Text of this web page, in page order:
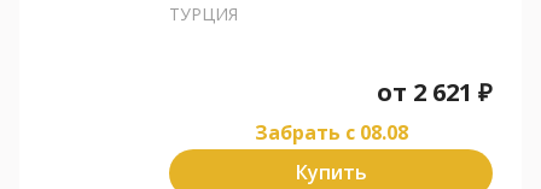
ТУРЦИЯ
от 2 621 ₽
Забрать c 08.08
Купить